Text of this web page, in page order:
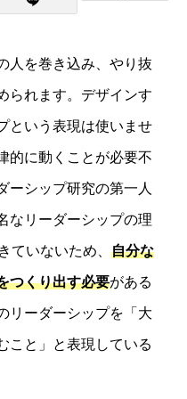
人を巻き込み、やり抜
られます。デザインす
という表現は使いませ
的に動くことが必要不
ーシップ研究の第一人
なリーダーシップの理
ていないため、 自分な
つくり出す必要がある
リーダーシップを「大
こと」と表現している